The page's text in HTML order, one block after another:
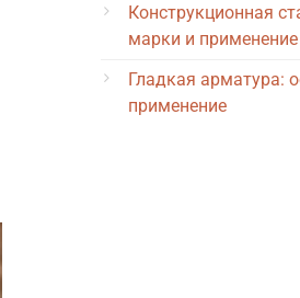
Конструкционная
марки и применение
Гладкая арматура:
применение